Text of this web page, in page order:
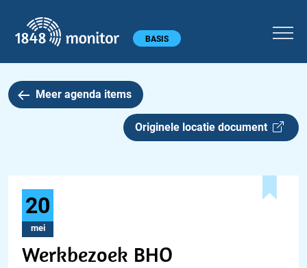
Hoofdmenu BASIS
Meer agenda items
Originele locatie document
20
mei
Werkbezoek BHO